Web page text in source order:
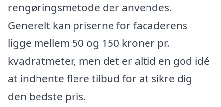
rengøringsmetode der anvendes.
Generelt kan priserne for facaderens
ligge mellem 50 og 150 kroner pr.
kvadratmeter, men det er altid en god idé
at indhente flere tilbud for at sikre dig
den bedste pris.